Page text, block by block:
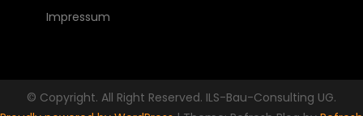
Impressum
© Copyright. All Right Reserved. ILS-Bau-Consulting UG.